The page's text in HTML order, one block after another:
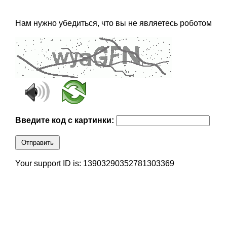
Нам нужно убедиться, что вы не являетесь роботом
Введите код с картинки:
Отправить
Your support ID is: 13903290352781303369